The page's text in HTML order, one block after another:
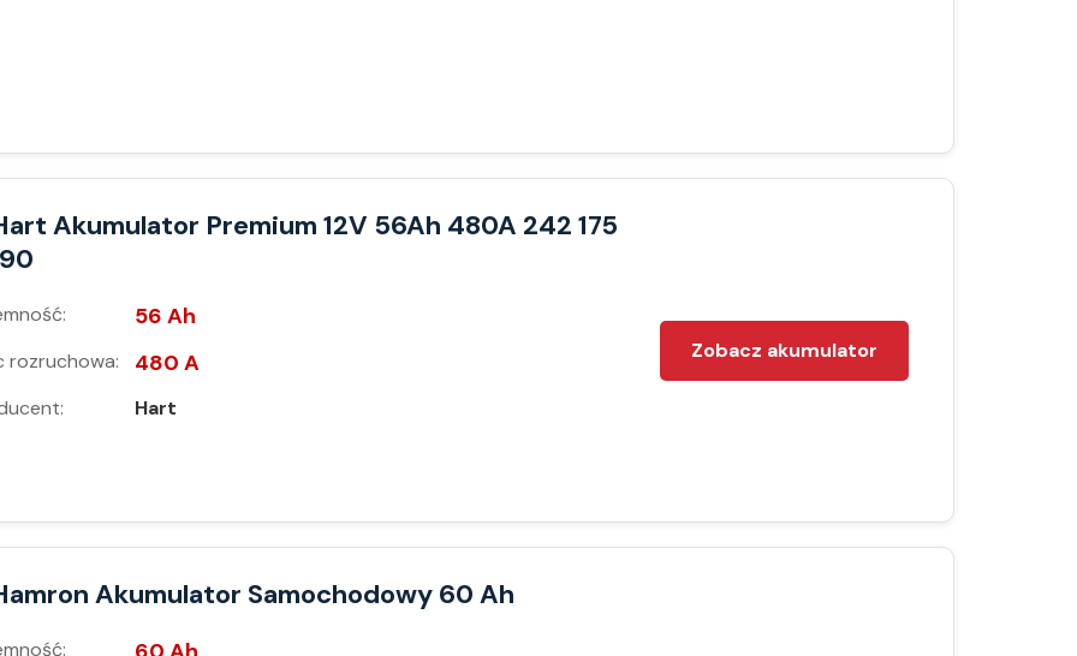
Akumulator Premium 12V 56Ah 480A 242 175
56 Ah
rozruchowa: 480 A
Hart
Zobacz akumulator
Akumulator Samochodowy 60 Ah